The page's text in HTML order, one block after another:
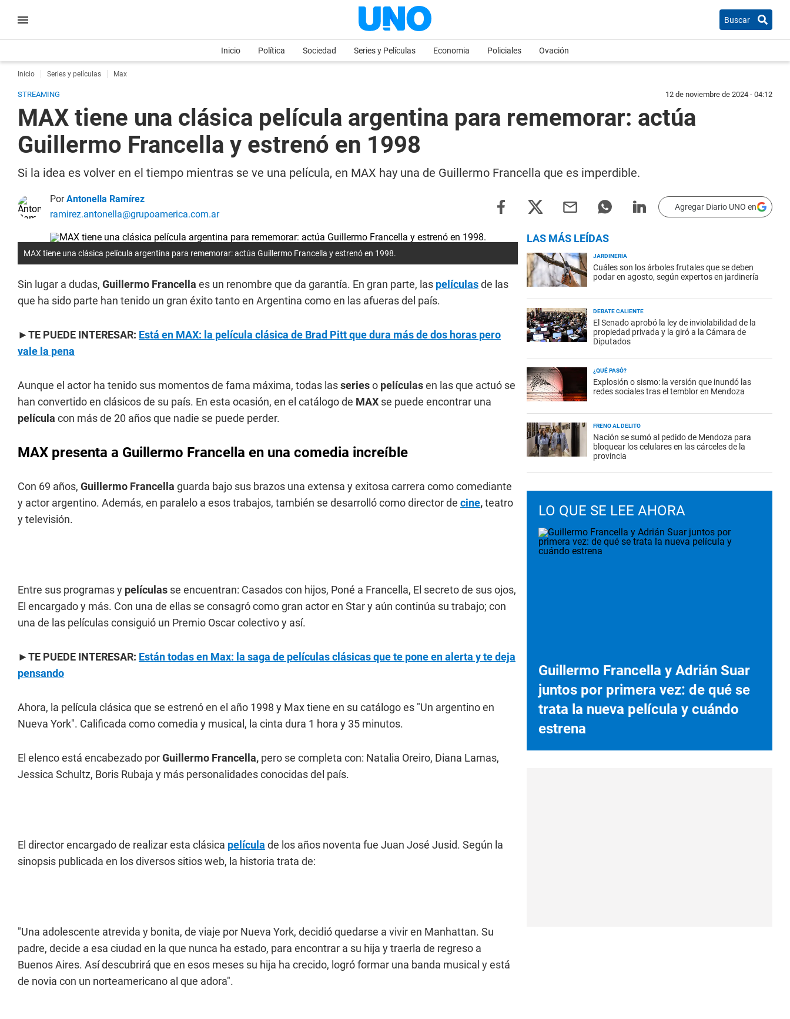
Buscar
Inicio Política Sociedad Series y Películas Economia Policiales Ovación
Inicio Series y películas Max
STREAMING 12 de noviembre de 2024 - 04:12
MAX tiene una clásica película argentina para rememorar: actúa
Guillermo Francella y estrenó en 1998
Si la idea es volver en el tiempo mientras se ve una película, en MAX hay una de Guillermo Francella que es imperdible.
PorAntonella Ramírez
ramirez.antonella@grupoamerica.com.ar
Agregar Diario UNO en
MAX tiene una clásica película argentina para rememorar: actúa Guillermo Francella y estrenó en 1998.
Sin lugar a dudas, Guillermo Francella es un renombre que da garantía. En gran parte, las películasde las
que ha sido parte han tenido un gran éxito tanto en Argentina como en las afueras del país.
►TE PUEDE INTERESAR: Está en MAX: la película clásica de Brad Pitt que dura más de dos horas pero
vale la pena
Aunque el actor ha tenido sus momentos de fama máxima, todas lasserieso películasen las que actuó se
han convertido en clásicos de su país. En esta ocasión, en el catálogo de MAX se puede encontrar una
película con más de 20 años que nadie se puede perder.
MAX presenta a Guillermo Francella en una comedia increíble
Con 69 años, Guillermo Francella guarda bajo sus brazos una extensa y exitosa carrera como comediante
y actor argentino. Además, en paralelo a esos trabajos, también se desarrolló como director de cine,teatro
y televisión.
Entre sus programas y películas se encuentran: Casados con hijos, Poné a Francella, El secreto de sus ojos,
El encargado y más. Con una de ellas se consagró como gran actor en Star y aún continúa su trabajo; con
una de las películas consiguió un Premio Oscar colectivo y así.
►TE PUEDE INTERESAR: Están todas en Max: la saga de películas clásicas que te pone en alerta y te deja
pensando
Ahora, la película clásica que se estrenó en el año 1998 y Max tiene en su catálogo es "Un argentino en
Nueva York". Calificada como comedia y musical, la cinta dura 1 hora y 35 minutos.
El elenco está encabezado porGuillermo Francella, pero se completa con: Natalia Oreiro, Diana Lamas,
Jessica Schultz, Boris Rubaja y más personalidades conocidas del país.
El director encargado de realizar esta clásica película de los años noventa fue Juan José Jusid. Según la
sinopsis publicada en los diversos sitios web, la historia trata de:
"Una adolescente atrevida y bonita, de viaje por Nueva York, decidió quedarse a vivir en Manhattan. Su
padre, decide a esa ciudad en la que nunca ha estado, para encontrar a su hija y traerla de regreso a
Buenos Aires. Así descubrirá que en esos meses su hija ha crecido, logró formar una banda musical y está
de novia con un norteamericano al que adora".
LAS MÁS LEÍDAS
JARDINERÍA
Cuáles son los árboles frutales que se deben
podar en agosto, según expertos en jardinería
DEBATE CALIENTE
El Senado aprobó la ley de inviolabilidad de la
propiedad privada y la giró a la Cámara de
Diputados
¿QUÉ PASÓ?
Explosión o sismo: la versión que inundó las
redes sociales tras el temblor en Mendoza
FRENO AL DELITO
Nación se sumó al pedido de Mendoza para
bloquear los celulares en las cárceles de la
provincia
LO QUE SE LEE AHORA
Guillermo Francella y Adrián Suar
juntos por primera vez: de qué se
trata la nueva película y cuándo
estrena